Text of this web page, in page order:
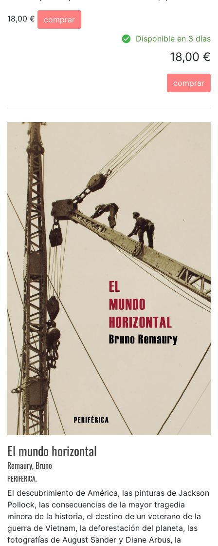
18,00 €
comprar
Disponible en 3 días
18,00 €
comprar
El mundo horizontal
Remaury, Bruno
PERIFERICA.
El descubrimiento de América, las pinturas de Jackson
Pollock, las consecuencias de la mayor tragedia
minera de la historia, el destino de un veterano de la
guerra de Vietnam, la deforestación del planeta, las
fotografías de August Sander y Diane Arbus, la